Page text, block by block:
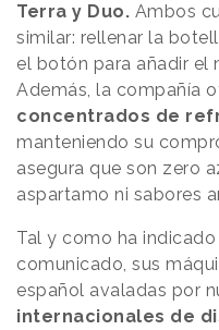
Terra y Duo. Ambos
similar: rellenar la
el botón para añadir el
Además, la compañía
concentrados de
manteniendo su
asegura que son zero
aspartamo ni sabores
Tal y como ha
comunicado, sus
español avaladas por
internacionales de